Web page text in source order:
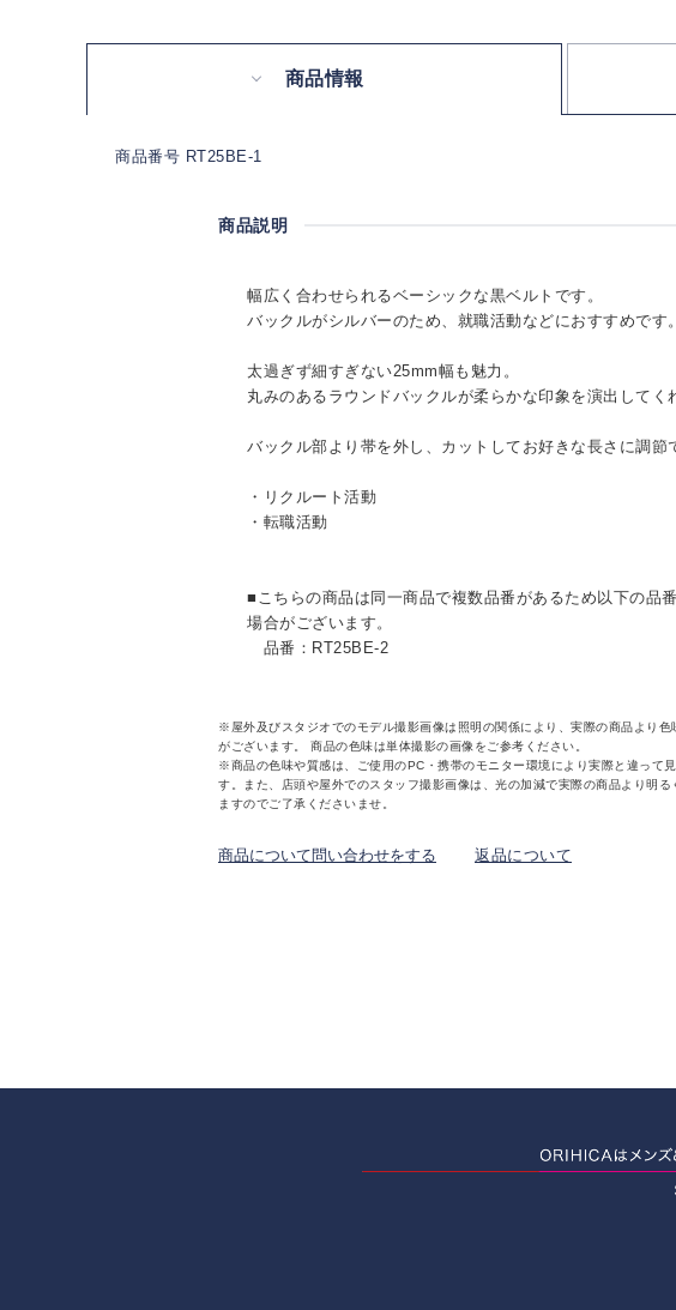
商品情報
商品番号 RT25BE-1
商品説明
幅広く合わせられるベーシックな黒ベルトです。
バックルがシルバーのため、就職活動などにおすすめです。
太過ぎず細すぎない25mm幅も魅力。
丸みのあるラウンドバックルが柔らかな印象を演出してく
バックル部より帯を外し、カットしてお好きな長さに調節
・リクルート活動
・転職活動
■こちらの商品は同一商品で複数品番があるため以下の品
場合がございます。
品番：RT25BE-2
※屋外及びスタジオでのモデル撮影画像は照明の関係により、実際の商品より色
がございます。 商品の色味は単体撮影の画像をご参考ください。
※商品の色味や質感は、ご使用のPC・携帯のモニター環境により実際と違って
す。また、店頭や屋外でのスタッフ撮影画像は、光の加減で実際の商品より明る
ますのでご了承くださいませ。
商品について問い合わせをする 返品について